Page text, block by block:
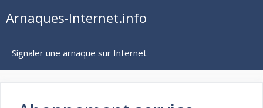
auArnaques-Internet.info
Signaler une arnaque sur Internet